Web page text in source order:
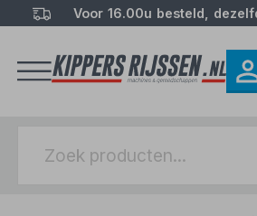
Voor 16.00u besteld,